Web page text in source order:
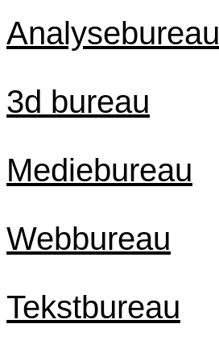
Analysebureau
3d bureau
Mediebureau
Webbureau
Tekstbureau